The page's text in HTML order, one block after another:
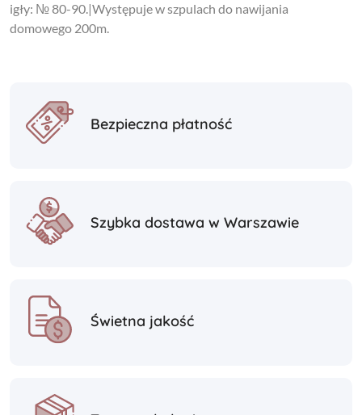
igły: № 80-90.|Występuje w szpulach do nawijania
domowego 200m.
Bezpieczna płatność
Szybka dostawa w Warszawie
Świetna jakość